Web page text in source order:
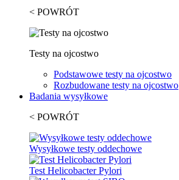
< POWRÓT
Testy na ojcostwo
Podstawowe testy na ojcostwo
Rozbudowane testy na ojcostwo
Badania wysyłkowe
< POWRÓT
Wysyłkowe testy oddechowe
Test Helicobacter Pylori